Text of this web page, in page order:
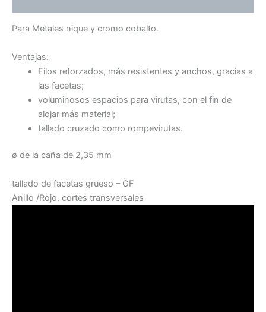
Para Metales nique y cromo cobalto.
Ventajas:
Filos reforzados, más resistentes y anchos, gracias a
las facetas;
voluminosos espacios para virutas, con el fin de
alojar más material;
tallado cruzado como rompevirutas.
ø de la caña de 2,35 mm
tallado de facetas grueso – GF
Anillo /Rojo. cortes transversales